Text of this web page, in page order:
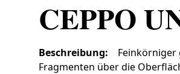
CEPPO
Beschreibung:
Fragmenten über die